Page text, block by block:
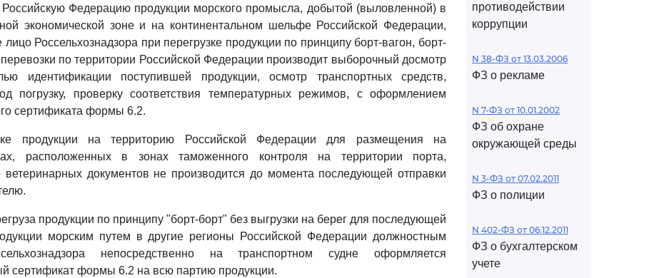
Федерацию продукции морского промысла, добытой (выловленной) в
экономической зоне и на континентальном шельфе Российской Федерации,
лицо Россельхознадзора при перегрузке продукции по принципу борт-вагон, борт-
по территории Российской Федерации производит выборочный досмотр
идентификации поступившей продукции, осмотр транспортных средств,
погрузку, проверку соответствия температурных режимов, с оформлением
сертификата формы 6.2.
продукции на территорию Российской Федерации для размещения на
расположенных в зонах таможенного контроля на территории порта,
документов не производится до момента последующей отправки
продукции по принципу "борт-борт" без выгрузки на берег для последующей
морским путем в другие регионы Российской Федерации должностным
непосредственно на транспортном судне оформляется
сертификат формы 6.2 на всю партию продукции.
противодействии
коррупции
N 38-ФЗ от 13.03.2006
ФЗ о рекламе
N 7-ФЗ от 10.01.2002
ФЗ об охране
окружающей среды
N 3-ФЗ от 07.02.2011
ФЗ о полиции
N 402-ФЗ от 06.12.2011
ФЗ о бухгалтерском
учете